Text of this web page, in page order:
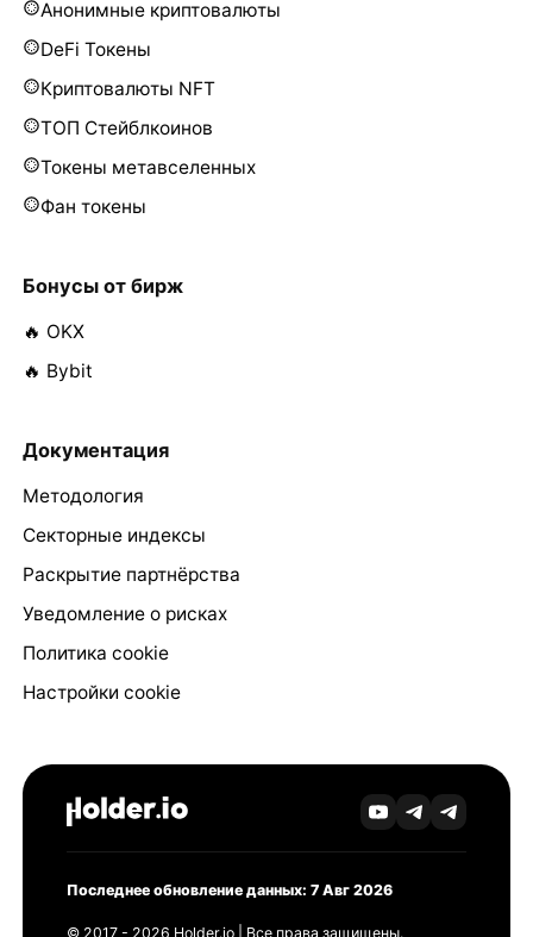
Анонимные криптовалюты
DeFi Токены
Криптовалюты NFT
ТОП Стейблкоинов
Токены метавселенных
Фан токены
Бонусы от бирж
🔥 OKX
🔥 Bybit
Документация
Методология
Секторные индексы
Раскрытие партнёрства
Уведомление о рисках
Политика cookie
Настройки cookie
Последнее обновление данных: 7 Авг 2026
© 2017 - 2026 Holder.io | Все права защищены.